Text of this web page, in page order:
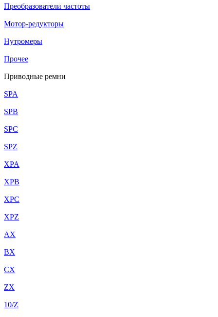
Преобразователи частоты
Мотор-редукторы
Нутромеры
Прочее
Приводные ремни
SPA
SPB
SPC
SPZ
XPA
XPB
XPC
XPZ
AX
BX
CX
ZX
10/Z